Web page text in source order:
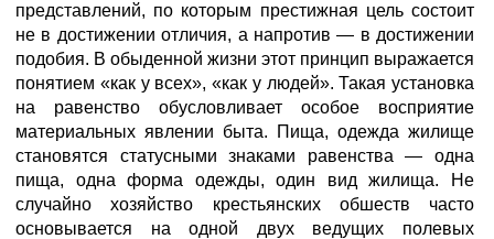
представлений, по которым престижная цель состоит
не в достижении отличия, а напротив — в достижении
подобия. В обыденной жизни этот принцип выражается
понятием «как у всех», «как у людей». Такая установка
на равенство обусловливает особое восприятие
материальных явлении быта. Пища, одежда жилище
становятся статусными знаками равенства — одна
пища, одна форма одежды, один вид жилища. Не
случайно хозяйство крестьянских обшеств часто
основывается на одной двух ведущих полевых